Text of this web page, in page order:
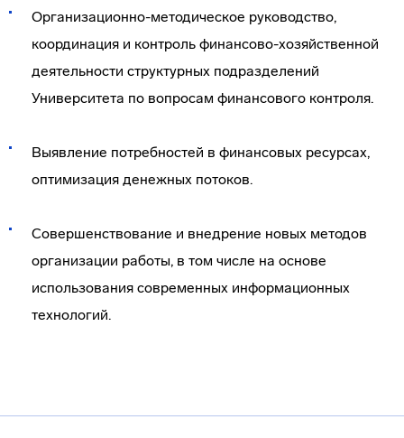
Организационно-методическое руководство,
координация и контроль финансово-хозяйственной
деятельности структурных подразделений
Университета по вопросам финансового контроля.
Выявление потребностей в финансовых ресурсах,
оптимизация денежных потоков.
Совершенствование и внедрение новых методов
организации работы, в том числе на основе
использования современных информационных
технологий.